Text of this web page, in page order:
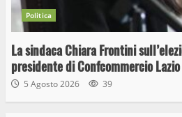
Politica
La sindaca Chiara Frontini
presidente di Confcommercio
5 Agosto 2026 39